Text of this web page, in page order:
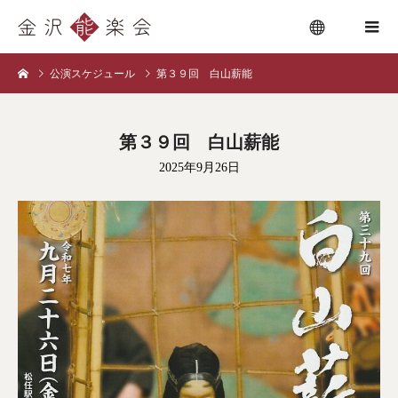
公演スケジュール 第３９回 白山薪能
第３９回 白山薪能
2025年9月26日